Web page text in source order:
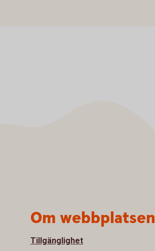
Om webbplatsen
Tillgänglighet